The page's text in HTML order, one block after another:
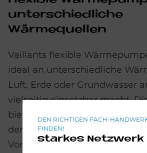
unterschiedliche
Wärmequellen
Vaillants flexible
ideal an unterschiedliche
Luft, Erde oder Grundwasser
vielseitig einsetzbar macht.
bieten eine hohe Effizienz,
der Energiequelle. Da sie eine
Vorlauftemperatur bis 65 °C
DEN RICHTIGEN FACH-
FINDEN!
starkes Netzwerk